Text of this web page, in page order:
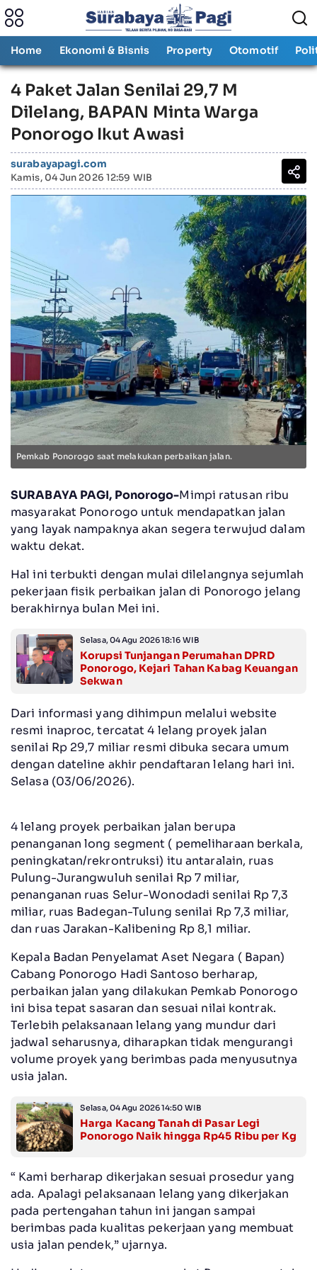
Home Ekonomi & Bisnis Property Otomotif
4 Paket Jalan Senilai 29,7 M
Dilelang, BAPAN Minta Warga
Ponorogo Ikut Awasi
surabayapagi.com
Kamis, 04 Jun 2026 12:59 WIB
Pemkab Ponorogo saat melakukan perbaikan jalan.
SURABAYA PAGI, Ponorogo-Mimpi ratusan ribu
masyarakat Ponorogo untuk mendapatkan jalan
yang layak nampaknya akan segera terwujud dalam
waktu dekat.
Hal ini terbukti dengan mulai dilelangnya sejumlah
pekerjaan fisik perbaikan jalan di Ponorogo jelang
berakhirnya bulan Mei ini.
Selasa, 04 Agu 2026 18:16 WIB
Korupsi Tunjangan Perumahan DPRD
Ponorogo, Kejari Tahan Kabag Keuangan
Sekwan
Dari informasi yang dihimpun melalui website
resmi inaproc, tercatat 4 lelang proyek jalan
senilai Rp 29,7 miliar resmi dibuka secara umum
dengan dateline akhir pendaftaran lelang hari ini.
Selasa (03/06/2026).
4 lelang proyek perbaikan jalan berupa
penanganan long segment ( pemeliharaan berkala,
peningkatan/rekrontruksi) itu antaralain, ruas
Pulung-Jurangwuluh senilai Rp 7 miliar,
penanganan ruas Selur-Wonodadi senilai Rp 7,3
miliar, ruas Badegan-Tulung senilai Rp 7,3 miliar,
dan ruas Jarakan-Kalibening Rp 8,1 miliar.
Kepala Badan Penyelamat Aset Negara ( Bapan)
Cabang Ponorogo Hadi Santoso berharap,
perbaikan jalan yang dilakukan Pemkab Ponorogo
ini bisa tepat sasaran dan sesuai nilai kontrak.
Terlebih pelaksanaan lelang yang mundur dari
jadwal seharusnya, diharapkan tidak mengurangi
volume proyek yang berimbas pada menyusutnya
usia jalan.
Selasa, 04 Agu 2026 14:50 WIB
Harga Kacang Tanah di Pasar Legi
Ponorogo Naik hingga Rp45 Ribu per Kg
“ Kami berharap dikerjakan sesuai prosedur yang
ada. Apalagi pelaksanaan lelang yang dikerjakan
pada pertengahan tahun ini jangan sampai
berimbas pada kualitas pekerjaan yang membuat
usia jalan pendek,” ujarnya.